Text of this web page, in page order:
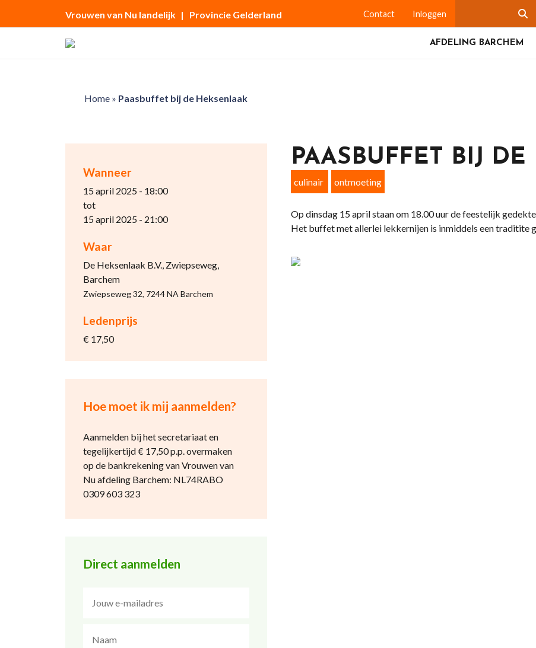
Vrouwen van Nu landelijk | Provincie Gelderland Contact Inloggen
AFDELING BARCHEM
Home» Paasbuffet bij de Heksenlaak
Wanneer
15 april 2025 - 18:00
tot
15 april 2025 - 21:00
Waar
De Heksenlaak B.V., Zwiepseweg,
Barchem
Zwiepseweg 32, 7244 NA Barchem
Ledenprijs
€ 17,50
Hoe moet ik mij aanmelden?
Aanmelden bij het secretariaat en
tegelijkertijd € 17,50 p.p. overmaken
op de bankrekening van Vrouwen van
Nu afdeling Barchem: NL74RABO
0309 603 323
Direct aanmelden
PAASBUFFET BIJ
culinair ontmoeting
Op dinsdag 15 april staan om 18.00 uur de feestelijk
Het buffet met allerlei lekkernijen is inmiddels een traditite